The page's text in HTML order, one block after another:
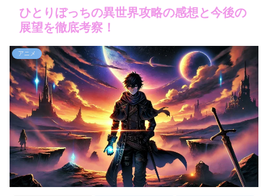
ひとりぼっちの異世界攻略の感想と今後の
展望を徹底考察！
アニメ